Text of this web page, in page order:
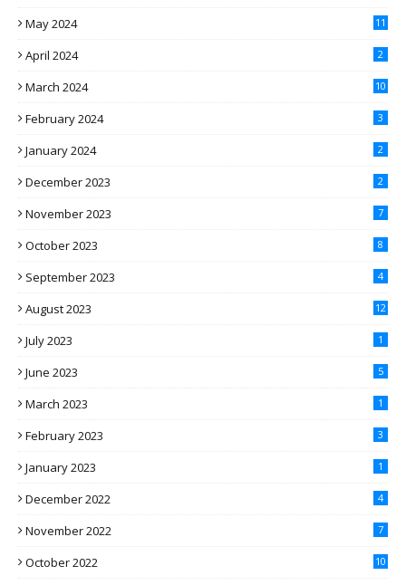
May 2024 11
April 2024 2
March 2024 10
February 2024 3
January 2024 2
December 2023 2
November 2023 7
October 2023 8
September 2023 4
August 2023 12
July 2023 1
June 2023 5
March 2023 1
February 2023 3
January 2023 1
December 2022 4
November 2022 7
October 2022 10